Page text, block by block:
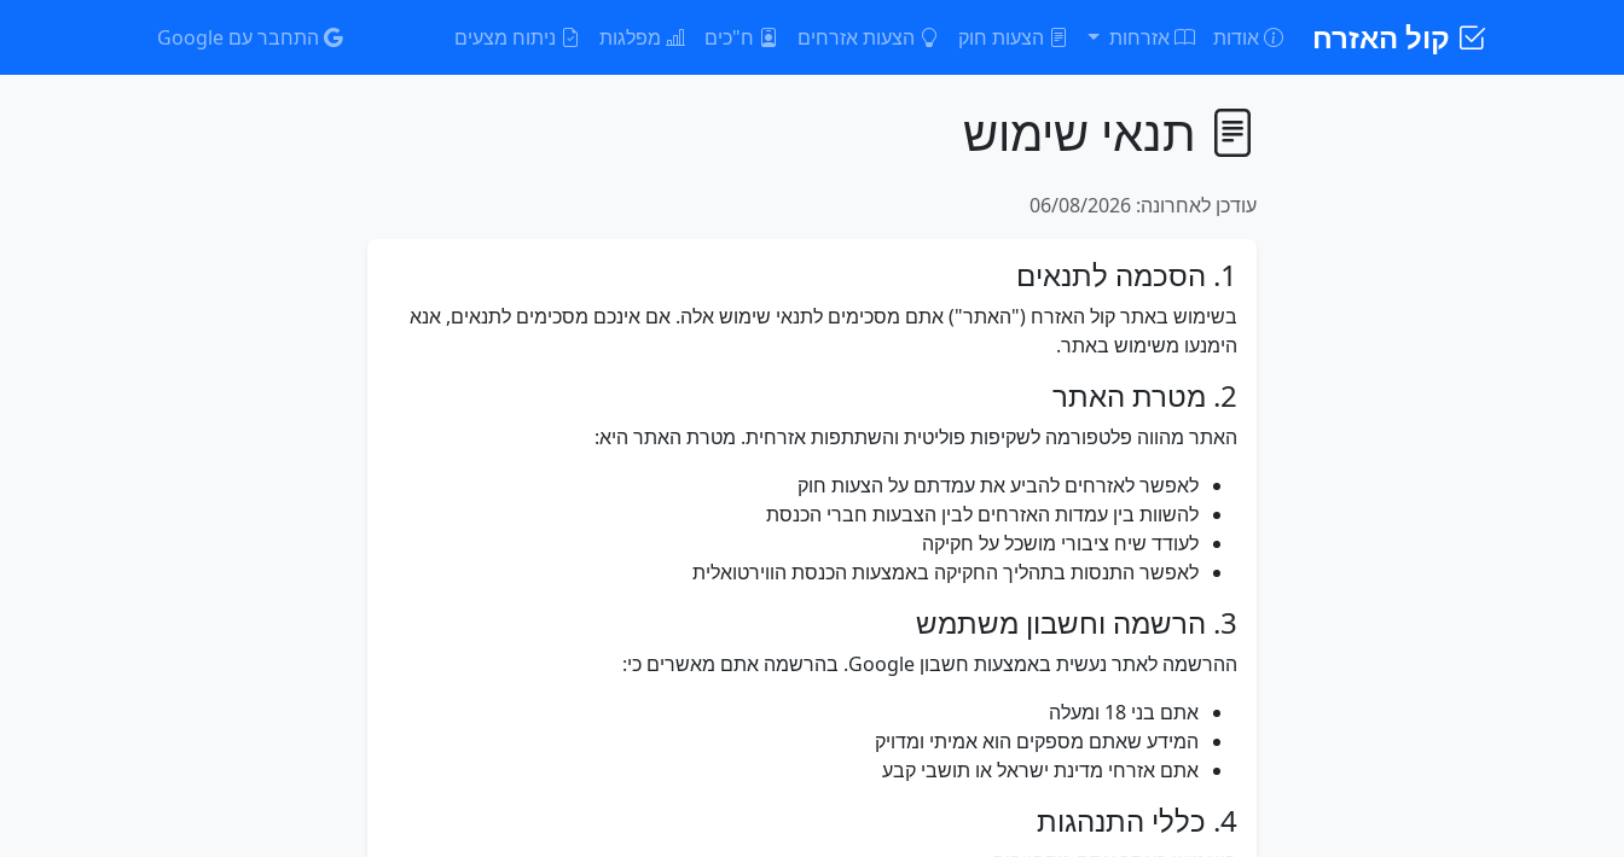
קול האזרח אודות אזרחות הצעות חוק הצעות אזרחים ח"כים מפלגות ניתוח מצעים התחבר עם Google
תנאי שימוש
עודכן לאחרונה: 06/08/2026
1. הסכמה לתנאים
בשימוש באתר קול האזרח ("האתר") אתם מסכימים לתנאי שימוש אלה. אם אינכם מסכימים לתנאים, אנא
הימנעו משימוש באתר.
2. מטרת האתר
האתר מהווה פלטפורמה לשקיפות פוליטית והשתתפות אזרחית. מטרת האתר היא:
לאפשר לאזרחים להביע את עמדתם על הצעות חוק
להשוות בין עמדות האזרחים לבין הצבעות חברי הכנסת
לעודד שיח ציבורי מושכל על חקיקה
לאפשר התנסות בתהליך החקיקה באמצעות הכנסת הווירטואלית
3. הרשמה וחשבון משתמש
ההרשמה לאתר נעשית באמצעות חשבון Google. בהרשמה אתם מאשרים כי:
אתם בני 18 ומעלה
המידע שאתם מספקים הוא אמיתי ומדויק
אתם אזרחי מדינת ישראל או תושבי קבע
4. כללי התנהגות